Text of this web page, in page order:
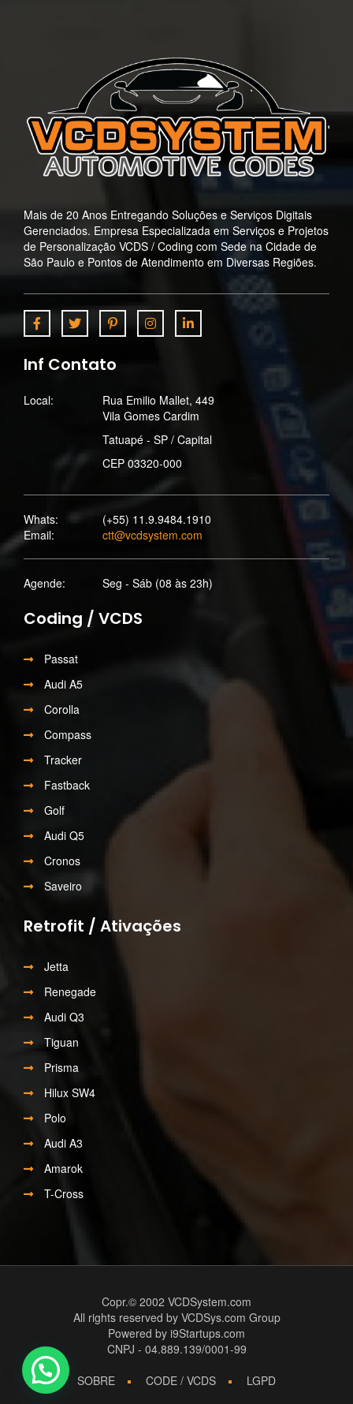
Mais de 20 Anos Entregando Soluções e Serviços Digitais
Gerenciados. Empresa Especializada em Serviços e Projetos
de Personalização VCDS / Coding com Sede na Cidade de
São Paulo e Pontos de Atendimento em Diversas Regiões.
Inf Contato
Local:
Rua Emilio Mallet, 449
Vila Gomes Cardim
Tatuapé - SP / Capital
CEP 03320-000
Whats:
(+55) 11.9.9484.1910
Email:
ctt@vcdsystem.com
Agende: Seg - Sáb (08 às 23h)
Coding / VCDS
Passat
Audi A5
Corolla
Compass
Tracker
Fastback
Golf
Audi Q5
Cronos
Saveiro
Retrofit / Ativações
Jetta
Renegade
Audi Q3
Tiguan
Prisma
Hilux SW4
Polo
Audi A3
Amarok
T-Cross
Copr.© 2002 VCDSystem.com
All rights reserved by VCDSys.com Group
Powered by i9Startups.com
CNPJ - 04.889.139/0001-99
SOBRE
CODE / VCDS LGPD